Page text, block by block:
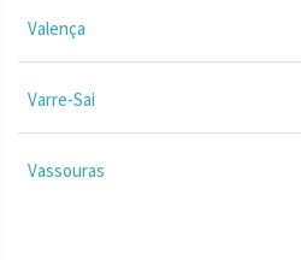
Valença
Varre-Sai
Vassouras